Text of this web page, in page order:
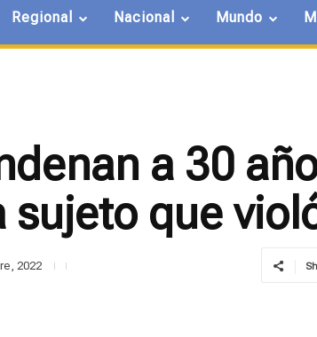
Regional Nacional Mundo
a 30
sujeto que
2022